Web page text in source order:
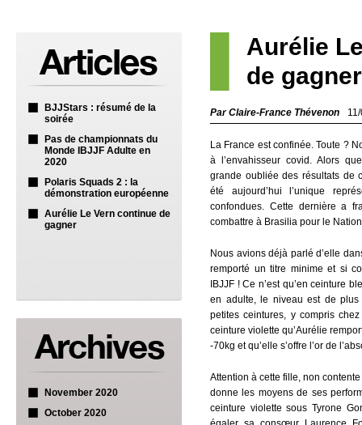
BJJStars : résumé de la
soirée
Pas de championnats du
Monde IBJJF Adulte en
2020
Polaris Squads 2 : la
démonstration européenne
Aurélie Le Vern continue de
gagner
November 2020
October 2020
Aurélie
de gagner
Par Claire-France Thévenon
La France est confinée. Toute ?
à l’envahisseur covid. Alors
grande oubliée des résultats de
été aujourd’hui l’unique
confondues. Cette dernière a
combattre à Brasilia pour le
Nous avions déjà parlé d’elle
remporté un titre minime et si
IBJJF ! Ce n’est qu’en ceinture
en adulte, le niveau est de
petites ceintures, y compris
ceinture violette qu’Aurélie
-70kg et qu’elle s’offre l’or de
Attention à cette fille, non
donne les moyens de ses
ceinture violette sous Tyrone